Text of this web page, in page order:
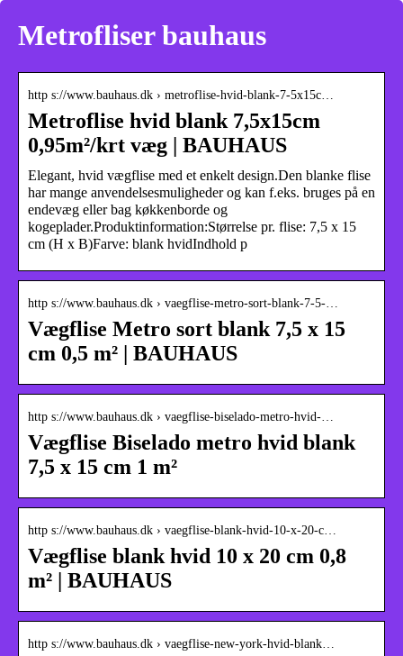
Metrofliser bauhaus
http s://www.bauhaus.dk › metroflise-hvid-blank-7-5x15c…
Metroflise hvid blank 7,5x15cm
0,95m²/krt væg | BAUHAUS
Elegant, hvid vægflise med et enkelt design.Den blanke flise
har mange anvendelsesmuligheder og kan f.eks. bruges på en
endevæg eller bag køkkenborde og
kogeplader.Produktinformation:Størrelse pr. flise: 7,5 x 15
cm (H x B)Farve: blank hvidIndhold p
http s://www.bauhaus.dk › vaegflise-metro-sort-blank-7-5-…
Vægflise Metro sort blank 7,5 x 15
cm 0,5 m² | BAUHAUS
http s://www.bauhaus.dk › vaegflise-biselado-metro-hvid-…
Vægflise Biselado metro hvid blank
7,5 x 15 cm 1 m²
http s://www.bauhaus.dk › vaegflise-blank-hvid-10-x-20-c…
Vægflise blank hvid 10 x 20 cm 0,8
m² | BAUHAUS
http s://www.bauhaus.dk › vaegflise-new-york-hvid-blank…